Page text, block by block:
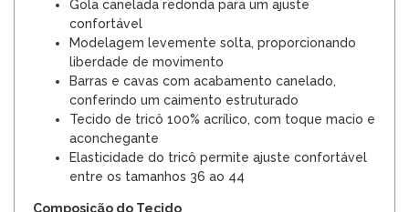
Gola canelada redonda para um ajuste
confortável
Modelagem levemente solta, proporcionando
liberdade de movimento
Barras e cavas com acabamento canelado,
conferindo um caimento estruturado
Tecido de tricô 100% acrílico, com toque macio e
aconchegante
Elasticidade do tricô permite ajuste confortável
entre os tamanhos 36 ao 44
Composição do Tecido